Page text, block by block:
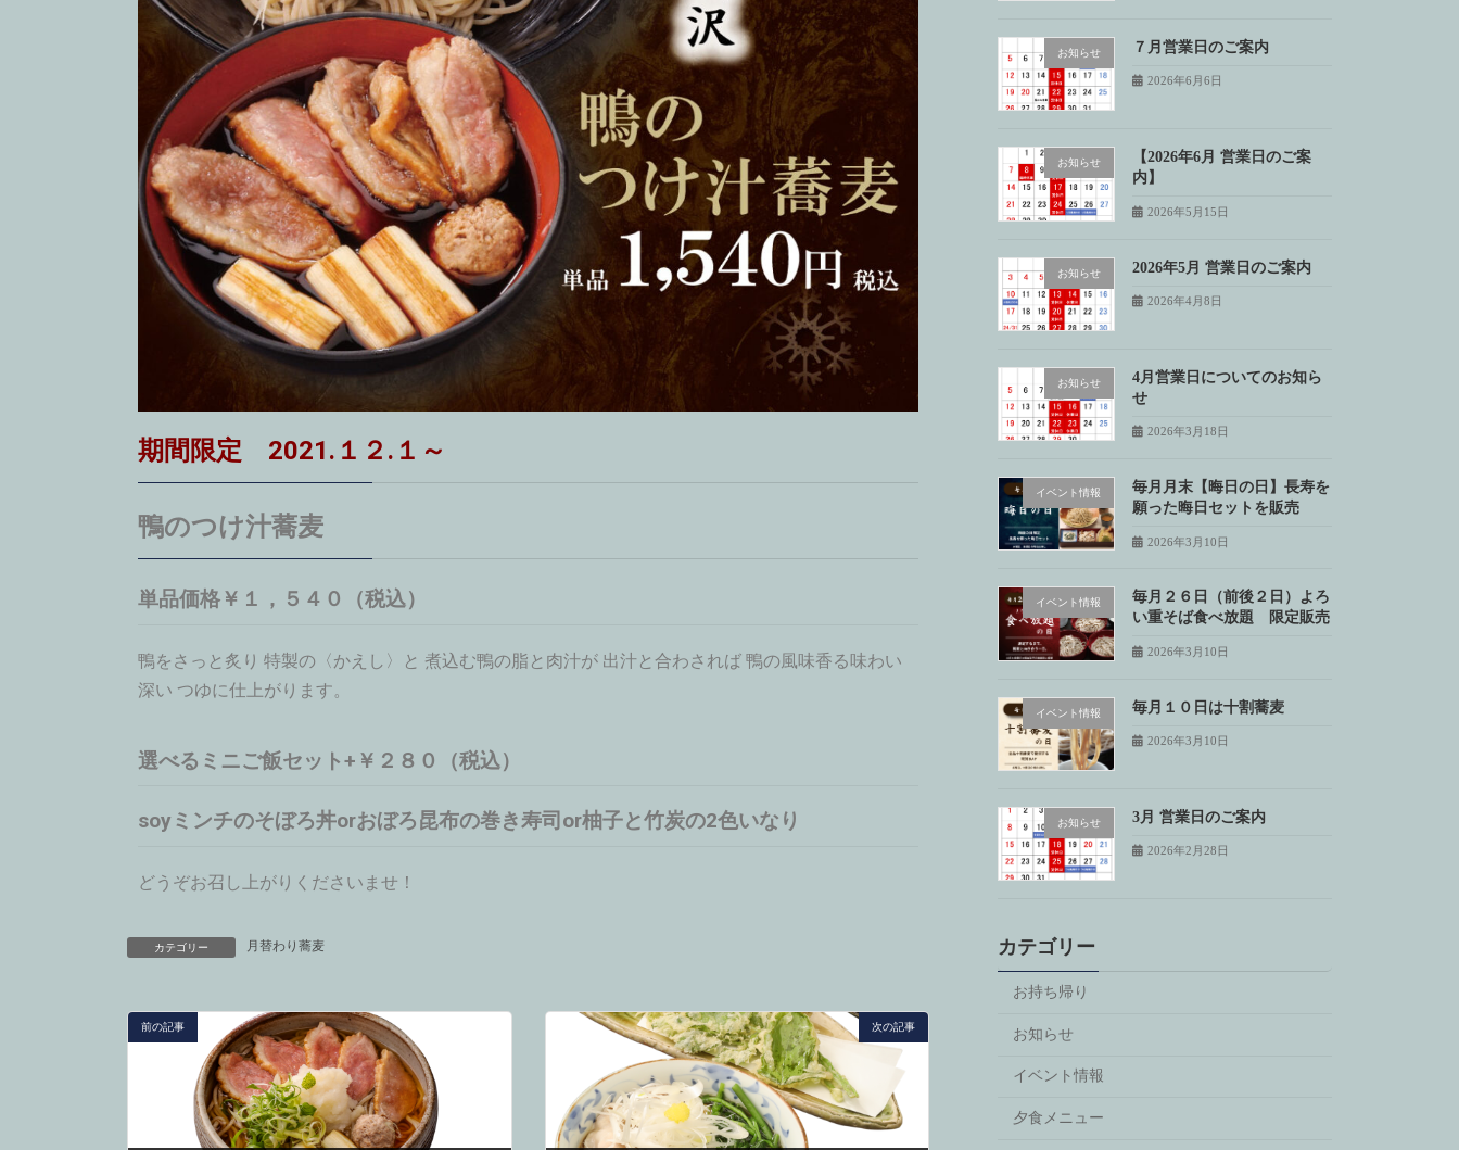
期間限定 2021.１２ .１～
鴨のつけ汁蕎麦
単品価格￥１，５４０（税込）
鴨をさっと炙り 特製の〈かえし〉と 煮込む鴨の脂と肉汁が 出汁と合わされば 鴨の風味香る味わい
深い つゆに仕上がります。
選べるミニご飯セット+￥２８０（税込）
soyミンチのそぼろ丼orおぼろ昆布の巻き寿司or柚子と竹炭の2色いなり
どうぞお召し上がりくださいませ！
カテゴリー 月替わり蕎麦
前の記事 次の記事
お知らせ ７月営業日のご案内
2026年6月6日
お知らせ
【2026年6月 営業日のご案
内】
2026年5月15日
お知らせ 2026年5月 営業日のご案内
2026年4月8日
お知らせ
4月営業日についてのお知ら
せ
2026年3月18日
イベント情報
毎月月末【晦日の日】長寿を
願った晦日セットを販売
2026年3月10日
イベント情報
毎月２６日（前後２日）よろ
い重そば食べ放題 限定販売
2026年3月10日
イベント情報 毎月１０日は十割蕎麦
2026年3月10日
お知らせ 3月 営業日のご案内
2026年2月28日
カテゴリー
お持ち帰り
お知らせ
イベント情報
夕食メニュー